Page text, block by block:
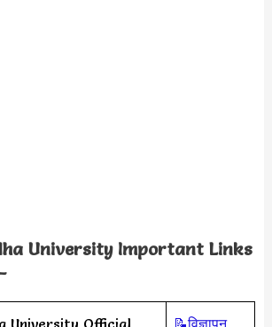
University Important Links
University Official 📝विज्ञापन